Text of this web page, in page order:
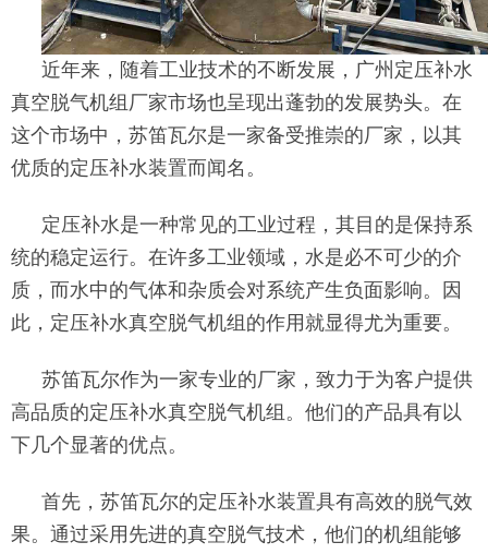
近年来，随着工业技术的不断发展，广州定压补水
真空脱气机组厂家市场也呈现出蓬勃的发展势头。在
这个市场中，苏笛瓦尔是一家备受推崇的厂家，以其
优质的定压补水装置而闻名。
定压补水是一种常见的工业过程，其目的是保持系
统的稳定运行。在许多工业领域，水是必不可少的介
质，而水中的气体和杂质会对系统产生负面影响。因
此，定压补水真空脱气机组的作用就显得尤为重要。
苏笛瓦尔作为一家专业的厂家，致力于为客户提供
高品质的定压补水真空脱气机组。他们的产品具有以
下几个显著的优点。
首先，苏笛瓦尔的定压补水装置具有高效的脱气效
果。通过采用先进的真空脱气技术，他们的机组能够